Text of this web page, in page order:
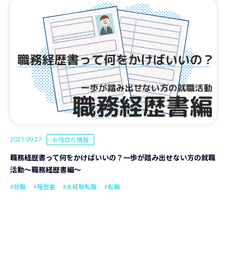
2021.09.27 お役立ち情報
職務経歴書って何をかけばいいの？一歩が踏み出せない方の就職
活動～職務経歴書編～
#就職 #履歴書 #未経験転職 #転職